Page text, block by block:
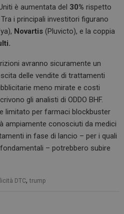
è aumentata del 30% rispetto
i principali investitori figurano
Novartis (Pluvicto), e la coppia
avranno sicuramente un
delle vendite di trattamenti
meno mirate e costi
gli analisti di ODDO BHF.
limitato per farmaci blockbuster
ampiamente conosciuti da medici
in fase di lancio – per i quali
– potrebbero subire
DTC,trump